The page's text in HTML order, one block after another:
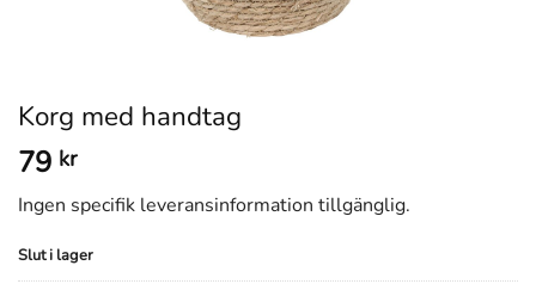
Korg med handtag
79 kr
Ingen specifik leveransinformation tillgänglig.
Slut i lager